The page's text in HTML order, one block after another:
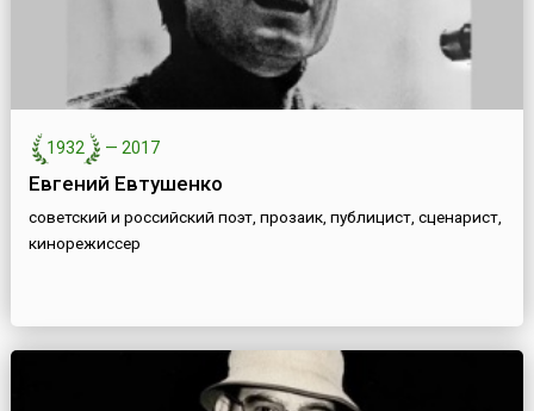
1932 — 2017
Евгений Евтушенко
советский и российский поэт, прозаик, публицист, сценарист,
кинорежиссер